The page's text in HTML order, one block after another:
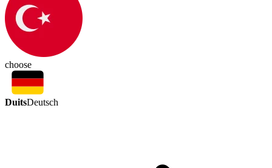
choose
DuitsDeutsch